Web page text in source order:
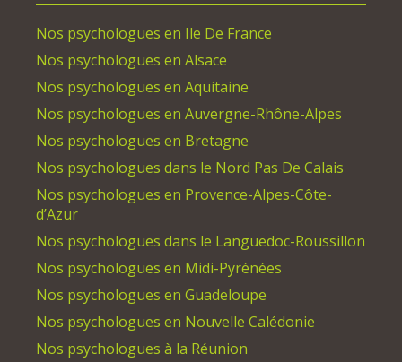
Nos psychologues en Ile De France
Nos psychologues en Alsace
Nos psychologues en Aquitaine
Nos psychologues en Auvergne-Rhône-Alpes
Nos psychologues en Bretagne
Nos psychologues dans le Nord Pas De Calais
Nos psychologues en Provence-Alpes-Côte-
d’Azur
Nos psychologues dans le Languedoc-Roussillon
Nos psychologues en Midi-Pyrénées
Nos psychologues en Guadeloupe
Nos psychologues en Nouvelle Calédonie
Nos psychologues à la Réunion